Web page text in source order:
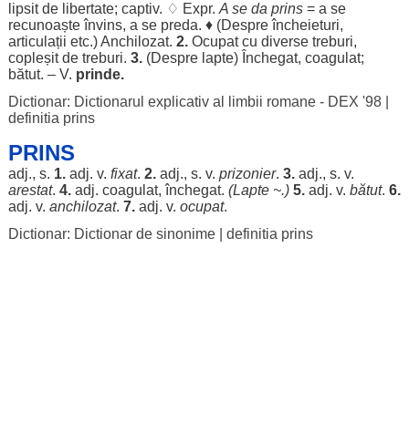
lipsitde libertate; captiv. ♢ Expr. A se da prins= a se
recunoaște învins, a se preda. ♦ (Despre încheieturi,
articulații etc.)Anchilozat. 2. Ocupatcu diverse treburi,
copleșitde treburi. 3.(Despre lapte) Închegat, coagulat;
bătut. – V. prinde.
Dictionar: Dictionarul explicativ al limbii romane - DEX '98|
definitia prins
PRINS
adj., s. 1.adj. v. fixat. 2.adj., s. v. prizonier. 3.adj., s. v.
arestat. 4.adj. coagulat,închegat. (Lapte~.) 5.adj. v. bătut. 6.
adj. v. anchilozat. 7.adj. v. ocupat.
Dictionar: Dictionar de sinonime| definitia prins